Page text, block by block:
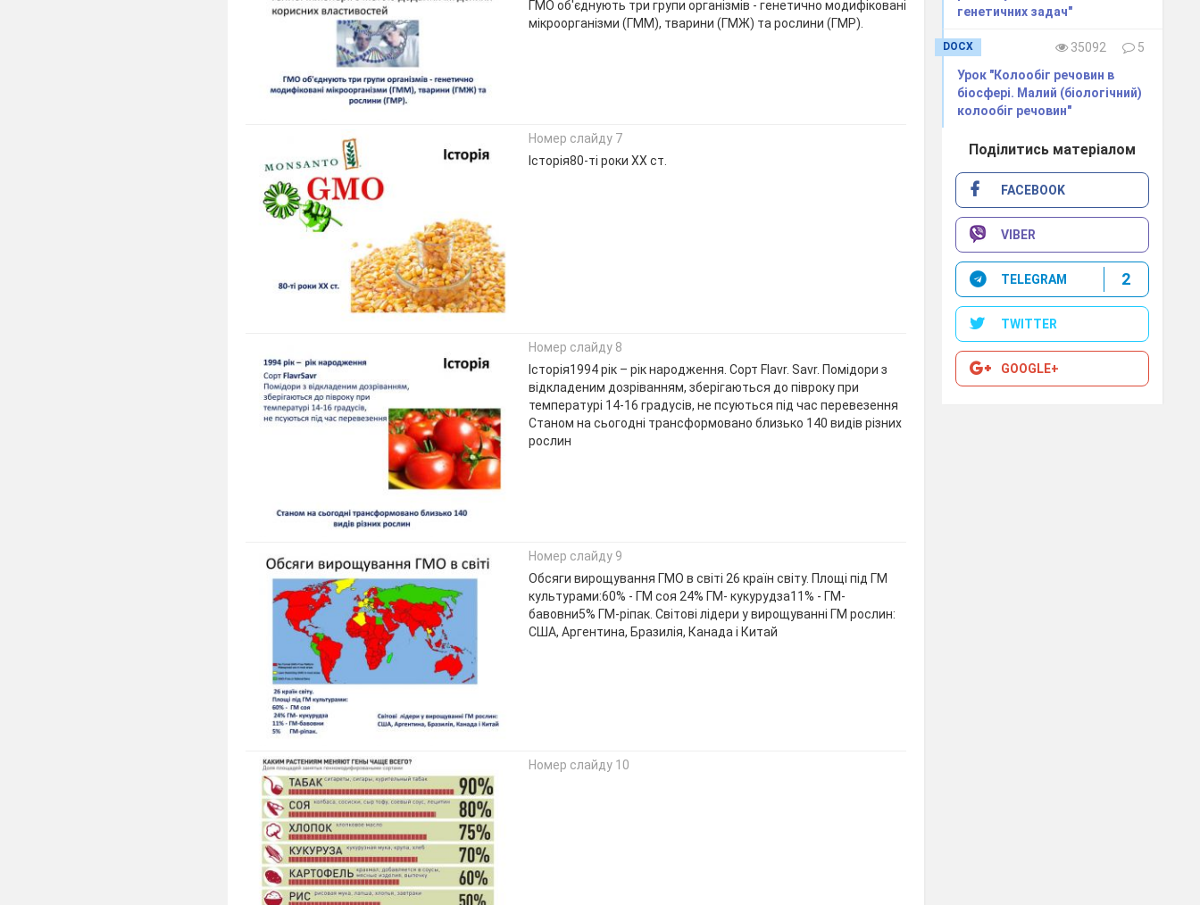
ГМО об'єднують три групи організмів - генетично модифіковані
мікроорганізми (ГММ), тварини (ГМЖ) та рослини (ГМР).
Номер слайду 7
Історія80-ті роки ХХ ст.
Номер слайду 8
Історія1994 рік – рік народження. Сорт Flavr. Savr. Помідори з
відкладеним дозріванням, зберігаються до півроку при
температурі 14-16 градусів, не псуються під час перевезення
Станом на сьогодні трансформовано близько 140 видів різних
рослин
Номер слайду 9
Обсяги вирощування ГМО в світі 26 країн світу. Площі під ГМ
культурами:60% - ГМ соя 24% ГМ- кукурудза11% - ГМ-
бавовни5% ГМ-ріпак. Світові лідери у вирощуванні ГМ рослин:
США, Аргентина, Бразилія, Канада і Китай
Номер слайду 10
генетичних задач"
DOCX 35092
5
Урок "Колообіг речовин в
біосфері. Малий (біологічний)
колообіг речовин"
Поділитись матеріалом
FACEBOOK
VIBER
TELEGRAM 2
TWITTER
GOOGLE+